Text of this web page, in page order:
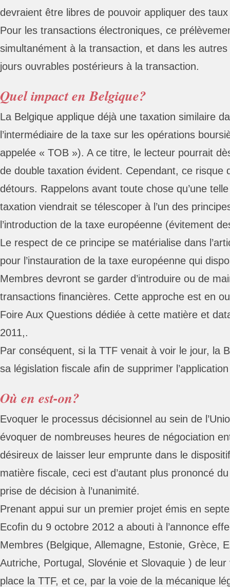
devraient être libres de pouvoir appliquer des
Pour les transactions électroniques, ce
simultanément à la transaction, et dans les
jours ouvrables postérieurs à la transaction.
Quel impact en Belgique?
La Belgique applique déjà une taxation similaire
l’intermédiaire de la taxe sur les opérations
appelée « TOB »). A ce titre, le lecteur pourrait
de double taxation évident. Cependant, ce risque
détours. Rappelons avant toute chose qu’une
taxation viendrait se télescoper à l’un des
l’introduction de la taxe européenne (évitement
Le respect de ce principe se matérialise dans
pour l’instauration de la taxe européenne qui
Membres devront se garder d’introduire ou de
transactions financières. Cette approche est en
Foire Aux Questions dédiée à cette matière et
2011,.
Par conséquent, si la TTF venait à voir le jour, la
sa législation fiscale afin de supprimer
Où en est-on?
Evoquer le processus décisionnel au sein de
évoquer de nombreuses heures de négociation
désireux de laisser leur emprunte dans le
matière fiscale, ceci est d’autant plus prononcé
prise de décision à l’unanimité.
Prenant appui sur un premier projet émis en
Ecofin du 9 octobre 2012 a abouti à l’annonce
Membres (Belgique, Allemagne, Estonie, Grèce,
Autriche, Portugal, Slovénie et Slovaquie ) de
place la TTF, et ce, par la voie de la mécanique